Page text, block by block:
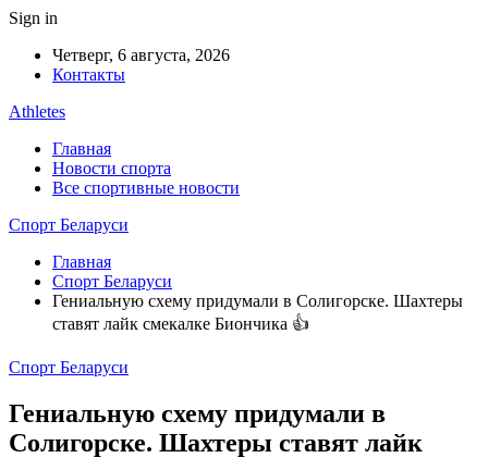
Sign in
Четверг, 6 августа, 2026
Контакты
Athletes
Главная
Новости спорта
Все спортивные новости
Спорт Беларуси
Главная
Спорт Беларуси
Гениальную схему придумали в Солигорске. Шахтеры
ставят лайк смекалке Биончика 👍
Спорт Беларуси
Гениальную схему придумали в
Солигорске. Шахтеры ставят лайк